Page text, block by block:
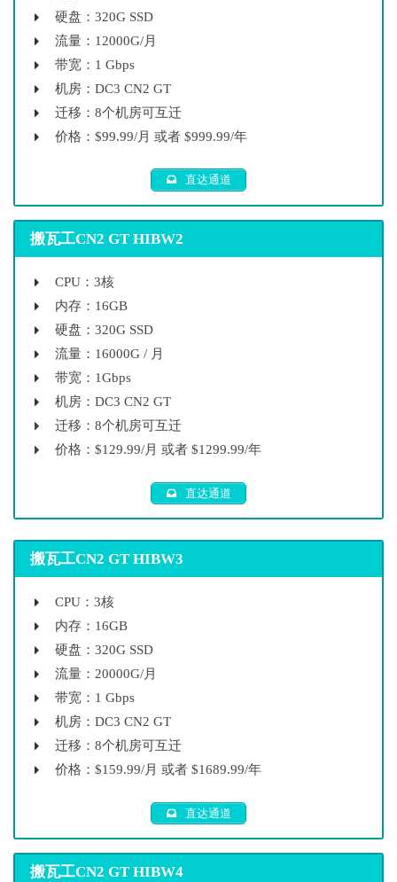
硬盘：320G SSD
流量：12000G/月
带宽：1 Gbps
机房：DC3 CN2 GT
迁移：8个机房可互迁
价格：$99.99/月 或者 $999.99/年
直达通道
搬瓦工CN2 GT HIBW2
CPU：3核
内存：16GB
硬盘：320G SSD
流量：16000G / 月
带宽：1Gbps
机房：DC3 CN2 GT
迁移：8个机房可互迁
价格：$129.99/月 或者 $1299.99/年
直达通道
搬瓦工CN2 GT HIBW3
CPU：3核
内存：16GB
硬盘：320G SSD
流量：20000G/月
带宽：1 Gbps
机房：DC3 CN2 GT
迁移：8个机房可互迁
价格：$159.99/月 或者 $1689.99/年
直达通道
搬瓦工CN2 GT HIBW4